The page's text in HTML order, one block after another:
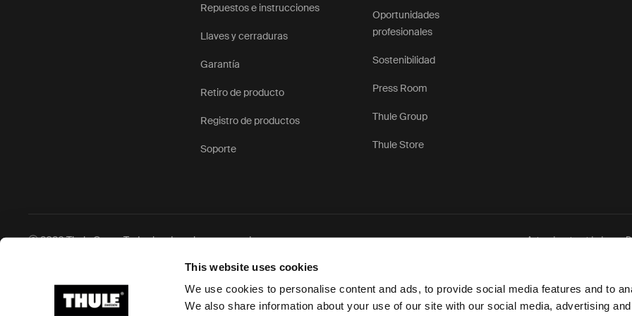
This website uses cookies
We use cookies to personalise content and ads, to provide social media features and to
We also share information about your use of our site with our social media, advertising
Repuestos e instrucciones
Llaves y cerraduras
Garantía
Retiro de producto
Registro de productos
Soporte
Oportunidades
profesionales
Sostenibilidad
Press Room
Thule Group
Thule Store
Ⓒ 2026 Thule Group Todos los derechos reservados Aviso de privacidad